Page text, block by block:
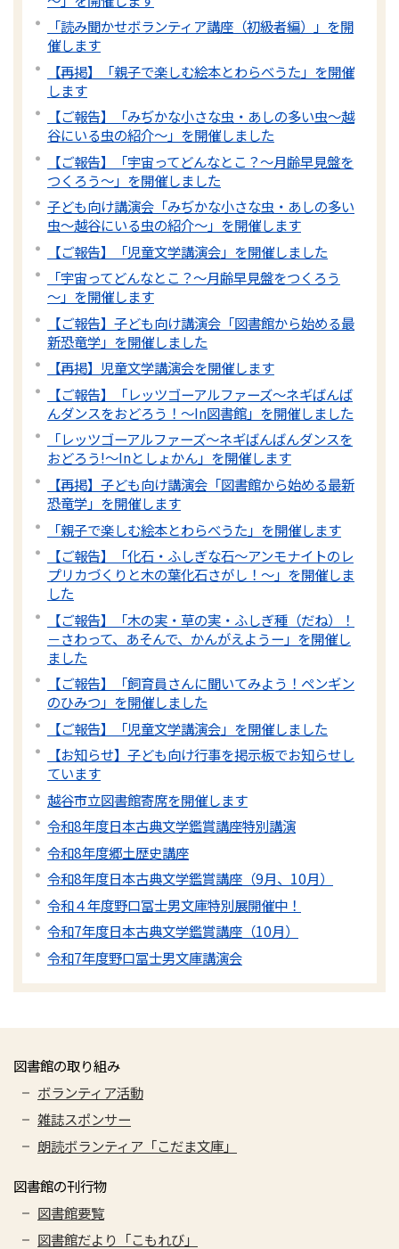
「読み聞かせボランティア講座（初級者編）」を開
催します
【再掲】「親子で楽しむ絵本とわらべうた」を開催
します
【ご報告】「みぢかな小さな虫・あしの多い虫～越
谷にいる虫の紹介～」を開催しました
【ご報告】「宇宙ってどんなとこ？～月齢早見盤を
つくろう～」を開催しました
子ども向け講演会「みぢかな小さな虫・あしの多い
虫～越谷にいる虫の紹介～」を開催します
【ご報告】「児童文学講演会」を開催しました
「宇宙ってどんなとこ？～月齢早見盤をつくろう
～」を開催します
【ご報告】子ども向け講演会「図書館から始める最
新恐竜学」を開催しました
【再掲】児童文学講演会を開催します
【ご報告】「レッツゴーアルファーズ～ネギばんば
んダンスをおどろう！～In図書館」を開催しました
「レッツゴーアルファーズ～ネギばんばんダンスを
おどろう!～Inとしょかん」を開催します
【再掲】子ども向け講演会「図書館から始める最新
恐竜学」を開催します
「親子で楽しむ絵本とわらべうた」を開催します
【ご報告】「化石・ふしぎな石～アンモナイトのレ
プリカづくりと木の葉化石さがし！～」を開催しま
した
【ご報告】「木の実・草の実・ふしぎ種（だね）！
－さわって、あそんで、かんがえようー」を開催し
ました
【ご報告】「飼育員さんに聞いてみよう！ペンギン
のひみつ」を開催しました
【ご報告】「児童文学講演会」を開催しました
【お知らせ】子ども向け行事を掲示板でお知らせし
ています
越谷市立図書館寄席を開催します
令和8年度日本古典文学鑑賞講座特別講演
令和8年度郷土歴史講座
令和8年度日本古典文学鑑賞講座（9月、10月）
令和４年度野口冨士男文庫特別展開催中！
令和7年度日本古典文学鑑賞講座（10月）
令和7年度野口冨士男文庫講演会
図書館の取り組み
ボランティア活動
雑誌スポンサー
朗読ボランティア「こだま文庫」
図書館の刊行物
図書館要覧
図書館だより「こもれび」